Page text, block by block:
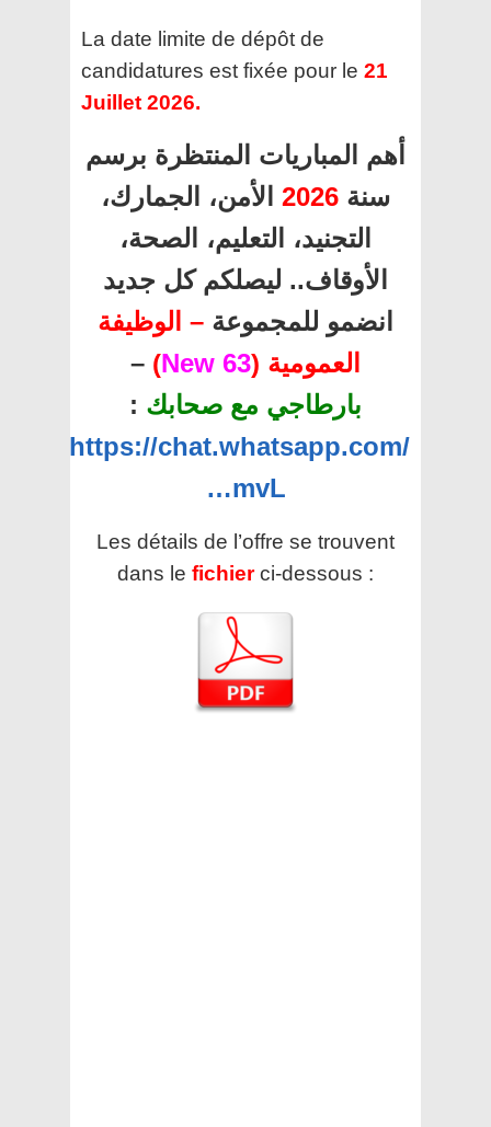
La date limite de dépôt de
candidatures est fixée pour le 21
Juillet 2026.
أهم المباريات المنتظرة برسم
سنة 2026 الأمن، الجمارك،
التجنيد، التعليم، الصحة،
الأوقاف.. ليصلكم كل جديد
انضمو للمجموعة – الوظيفة
العمومية (63 New
)
–
بارطاجي مع صحابك :
https://chat.whatsapp.com/
…mvL
Les détails de l’offre se trouvent
dans le fichier ci-dessous :